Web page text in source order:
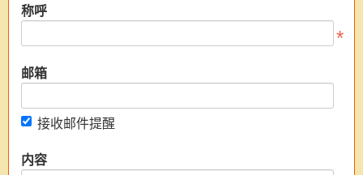
称呼
邮箱
接收邮件提醒
内容